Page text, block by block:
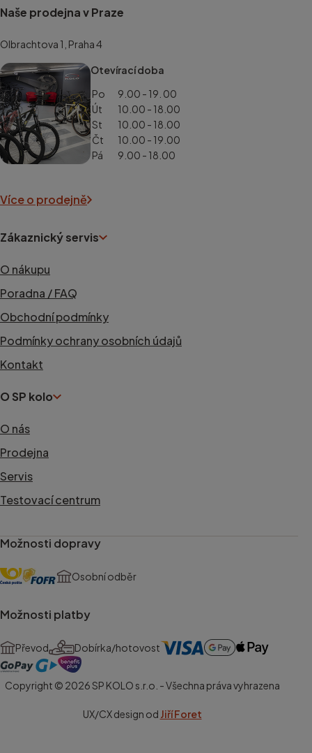
Naše prodejna v Praze
Olbrachtova 1, Praha 4
Otevírací doba
Po
9.00 - 19. 00
Út
10.00 - 18.00
St
10.00 - 18.00
Čt
10.00 - 19.00
Pá
9.00 - 18.00
Více o prodejně
Zákaznický servis
O nákupu
Poradna / FAQ
Obchodní podmínky
Podmínky ochrany osobních údajů
Kontakt
O SP kolo
O nás
Prodejna
Servis
Testovací centrum
Možnosti dopravy
Osobní odběr
Možnosti platby
Převod Dobírka/hotovost
Copyright © 2026 SP KOLO s.r.o. - Všechna práva vyhrazena
UX/CX design od Jiří Foret